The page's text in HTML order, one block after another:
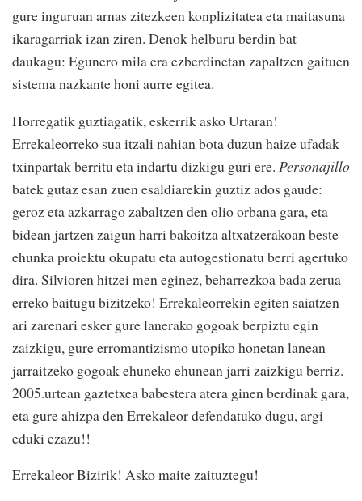
gure inguruan arnas zitezkeen konplizitatea eta maitasuna
ikaragarriak izan ziren. Denok helburu berdin bat
daukagu: Egunero mila era ezberdinetan zapaltzen gaituen
sistema nazkante honi aurre egitea.
Horregatik guztiagatik, eskerrik asko Urtaran!
Errekaleorreko sua itzali nahian bota duzun haize ufadak
txinpartak berritu eta indartu dizkigu guri ere. Personajillo
batek gutaz esan zuen esaldiarekin guztiz ados gaude:
geroz eta azkarrago zabaltzen den olio orbana gara, eta
bidean jartzen zaigun harri bakoitza altxatzerakoan beste
ehunka proiektu okupatu eta autogestionatu berri agertuko
dira. Silvioren hitzei men eginez, beharrezkoa bada zerua
erreko baitugu bizitzeko! Errekaleorrekin egiten saiatzen
ari zarenari esker gure lanerako gogoak berpiztu egin
zaizkigu, gure erromantizismo utopiko honetan lanean
jarraitzeko gogoak ehuneko ehunean jarri zaizkigu berriz.
2005.urtean gaztetxea babestera atera ginen berdinak gara,
eta gure ahizpa den Errekaleor defendatuko dugu, argi
eduki ezazu!!
Errekaleor Bizirik! Asko maite zaituztegu!